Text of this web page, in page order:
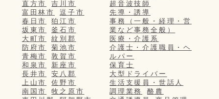
直方市
吉川市
富田林市
逗子市
春日市
狛江市
坂東市
釜石市
大町市
紋別郡
防府市
菊池市
青梅市
敦賀市
和泉市
新座市
長井市
安八郡
上山市
佐野市
南国市
牧之原市
超音波技師
先導・誘導
事務（一般・経理・営
業など事務全般）
医療・介護系
介護士・介護職員・ヘ
ルパー
保育士
大型ドライバー
生活支援員・世話人
調理業務
酪農